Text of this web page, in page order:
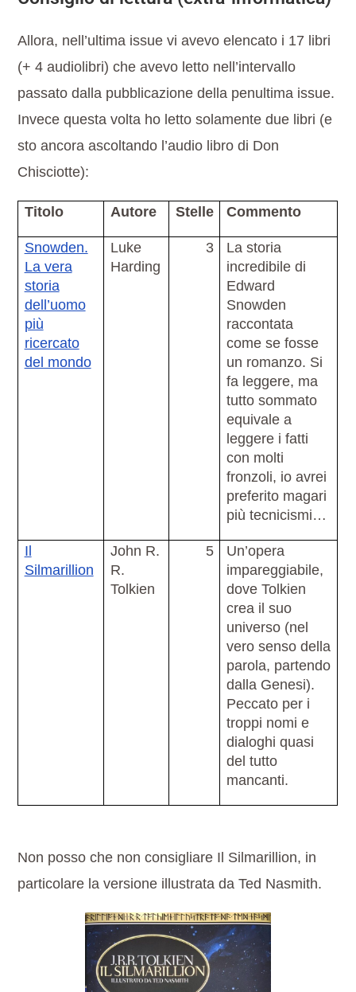
Allora, nell’ultima issue vi avevo elencato i 17 libri
(+ 4 audiolibri) che avevo letto nell’intervallo
passato dalla pubblicazione della penultima issue.
Invece questa volta ho letto solamente due libri (e
sto ancora ascoltando l’audio libro di Don
Chisciotte):
Titolo Autore Stelle Commento
Snowden.
La vera
storia
dell’uomo
più
ricercato
del mondo
Luke
Harding
3
La storia
incredibile di
Edward
Snowden
raccontata
come se fosse
un romanzo. Si
fa leggere, ma
tutto sommato
equivale a
leggere i fatti
con molti
fronzoli, io avrei
preferito magari
più tecnicismi…
Il
Silmarillion
John R.
R.
Tolkien
5
Un’opera
impareggiabile,
dove Tolkien
crea il suo
universo (nel
vero senso della
parola, partendo
dalla Genesi).
Peccato per i
troppi nomi e
dialoghi quasi
del tutto
mancanti.
Non posso che non consigliare Il Silmarillion, in
particolare la versione illustrata da Ted Nasmith.